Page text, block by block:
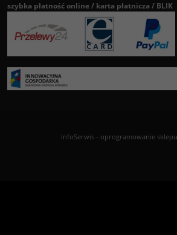
szybka płatność online / karta płatnicza / BLIK
InfoSerwis- oprogramowanie